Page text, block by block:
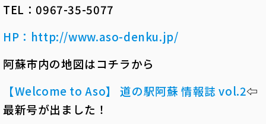
TEL ：0967-35-5077
HP： http://www.aso-denku.jp/
阿蘇市内の地図はコチラから
【Welcome to Aso】 道の駅阿蘇 情報誌 vol.2⇦
最新号が出ました！